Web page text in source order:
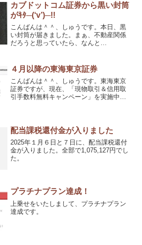
カブドットコム証券から黒い封筒
がｷﾀ─(‘v’)─!!
こんばんは＾＾、しゅうです。本日、黒
い封筒が届きました。まぁ、不動産関係
だろうと思っていたら、なんと
４月以降の東海東京証券
こんばんは＾＾、しゅうです。東海東京
証券ですが、現在、「現物取引＆信用取
引手数料無料キャンペーン」を実施中で
にメールが来てまし...
配当課税還付金が入りました
2025年１月６日と７日に、配当課税還付
金が入りました。全部で1,075,127円でし
た。
プラチナプラン達成！
上乗せをいたしまして、プラチナプラン
達成です。